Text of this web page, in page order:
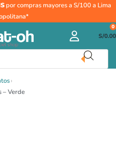
por compras mayores a S/100 a Lima
S/0.00
0
›
– Verde